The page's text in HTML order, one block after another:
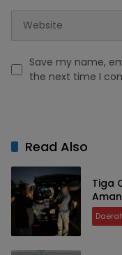
Save my name,
the next time I
Read Also
Tiga